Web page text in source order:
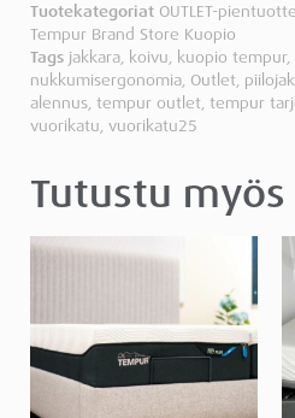
Tuotekategoriat OUTLET-
Tempur Brand Store Kuopio
Tags jakkara, koivu, kuopio tempur,
nukkumisergonomia, Outlet,
alennus, tempur outlet, tempur
vuorikatu, vuorikatu25
Tutustu myös